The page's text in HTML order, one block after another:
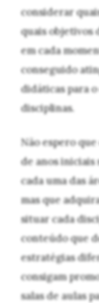
considerar
quais objetivos
em cada
conseguido
didáticas para
disciplinas.
Não espero
de anos iniciais
cada uma das
mas que
situar cada
conteúdo que
estratégias
consigam
salas de aulas